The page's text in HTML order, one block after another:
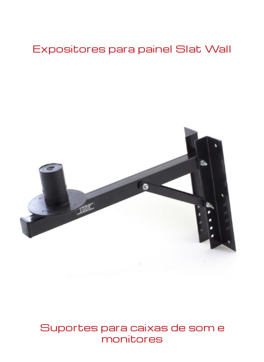
Expositores para painel Slat Wall
Suportes para caixas de som e
monitores